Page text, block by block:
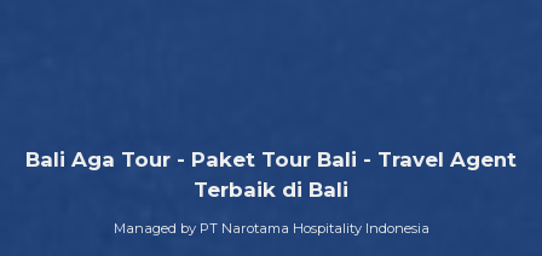
Bali Aga Tour - Paket Tour Bali - Travel Agent
Terbaik di Bali
Managed by PT Narotama Hospitality Indonesia